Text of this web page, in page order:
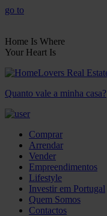
go to
Home Is Where
Your Heart Is
Quanto vale a minha casa?
Comprar
Arrendar
Vender
Empreendimentos
Lifestyle
Investir em Portugal
Quem Somos
Contactos